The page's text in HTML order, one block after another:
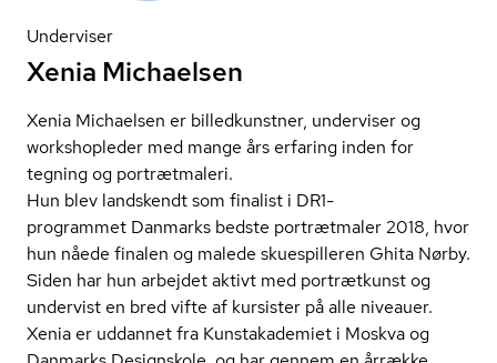
Underviser
Xenia Michaelsen
Xenia Michaelsen er billedkunstner, underviser og
workshopleder med mange års erfaring inden for
tegning og portrætmaleri.
Hun blev landskendt som finalist i DR1-
programmet Danmarks bedste portrætmaler 2018, hvor
hun nåede finalen og malede skuespilleren Ghita Nørby.
Siden har hun arbejdet aktivt med portrætkunst og
undervist en bred vifte af kursister på alle niveauer.
Xenia er uddannet fra Kunstakademiet i Moskva og